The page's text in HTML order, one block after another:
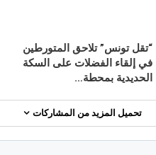
“تقل تونس” تلاحق المتورطين
في إلقاء الفضلات على السكة
الحديدية بمحطة…
تحميل المزيد من المشاركات